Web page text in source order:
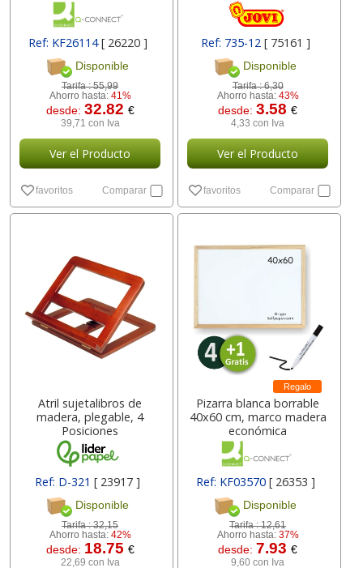
Ref: KF26114[ 26220 ]
Disponible
Tarifa :55,99
Ahorro hasta: 41%
desde: 32.82 €
39,71 con Iva
Ver el Producto
favoritos Comparar
Ref: 735-12 [ 75161 ]
Disponible
Tarifa :6,30
Ahorro hasta: 43%
desde:3.58€
4,33 con Iva
Ver el Producto
favoritos Comparar
Atril sujetalibros de
madera, plegable, 4
Posiciones
Ref: D-321[ 23917 ]
Disponible
Tarifa :32,15
Ahorro hasta: 42%
desde: 18.75 €
22,69 con Iva
Regalo
Pizarra blanca borrable
40x60 cm, marco madera
económica
Ref: KF03570 [ 26353 ]
Disponible
Tarifa :12,61
Ahorro hasta: 37%
desde: 7.93€
9,60 con Iva